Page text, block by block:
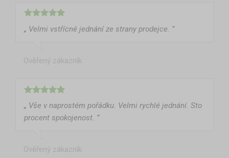
„ Velmi vstřícné jednání ze strany prodejce. ”
Ověřený zákazník
„ Vše v naprostém pořádku. Velmi rychlé jednání. Sto
procent spokojenost. ”
Ověřený zákazník